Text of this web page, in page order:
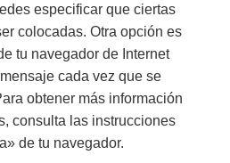
especificar que ciertas
colocadas. Otra opción es
tu navegador de Internet
cada vez que se
obtener más información
consulta las instrucciones
de tu navegador.